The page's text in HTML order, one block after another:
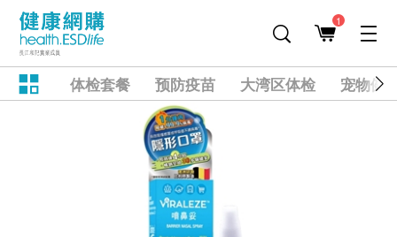
1
体检套餐 预防疫苗 大湾区体检 宠物健